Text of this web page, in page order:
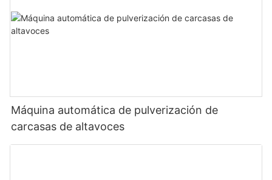
Máquina automática de pulverización de
carcasas de altavoces